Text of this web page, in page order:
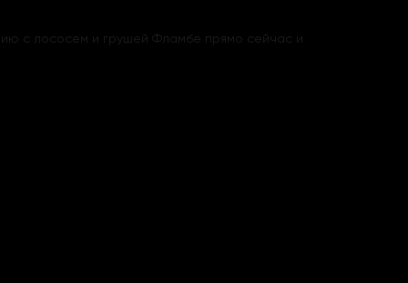
с лососем и грушей Фламбе прямо сейчас и